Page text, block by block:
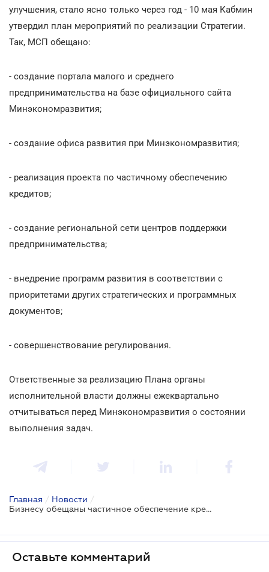
улучшения, стало ясно только через год - 10 мая Кабмин
утвердил план мероприятий по реализации Стратегии.
Так, МСП обещано:
- создание портала малого и среднего
предпринимательства на базе официального сайта
Минэкономразвития;
- создание офиса развития при Минэкономразвития;
- реализация проекта по частичному обеспечению
кредитов;
- создание региональной сети центров поддержки
предпринимательства;
- внедрение программ развития в соответствии с
приоритетами других стратегических и программных
документов;
- совершенствование регулирования.
Ответственные за реализацию Плана органы
исполнительной власти должны ежеквартально
отчитываться перед Минэкономразвития о состоянии
выполнения задач.
Главная / Новости /
Бизнесу обещаны частичное обеспечение кредитов, региональная сеть поддержки и улучшение регулирования
Оставьте комментарий